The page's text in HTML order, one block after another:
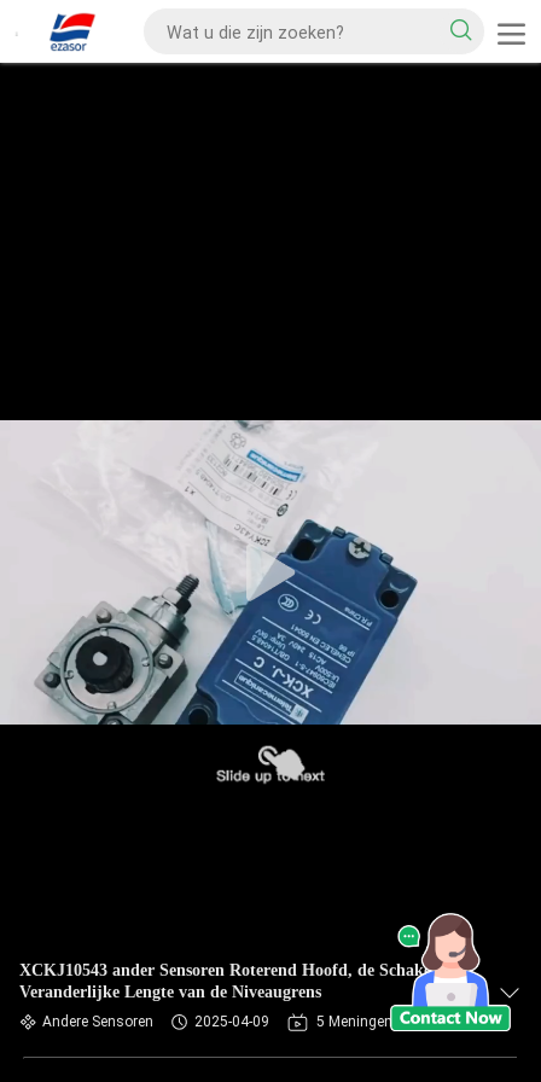
XCKJ10543 ander Sensoren Roterend Hoofd, de Schakelaar
Veranderlijke Lengte van de Niveaugrens
Andere Sensoren 2025-04-09 5 Meningen